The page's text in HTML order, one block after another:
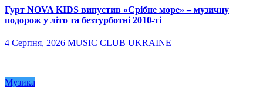
Гурт NOVA KIDS випустив «Срібне море» – музичну
подорож у літо та безтурботні 2010-ті
4 Серпня, 2026 MUSIC CLUB UKRAINE
Музика